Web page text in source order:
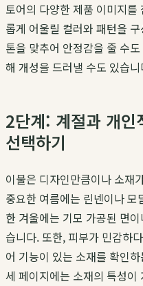
토어의 다양한 제품 이미지
롭게 어울릴 컬러와 패턴을
톤을 맞추어 안정감을 줄 수
해 개성을 드러낼 수도 있습
2단계: 계절과 개인
선택하기
이불은 디자인만큼이나 소재
중요한 여름에는 린넨이나
한 겨울에는 기모 가공된 면
습니다. 또한, 피부가 민감하
어 기능이 있는 소재를 확인
세 페이지에는 소재의 특성이